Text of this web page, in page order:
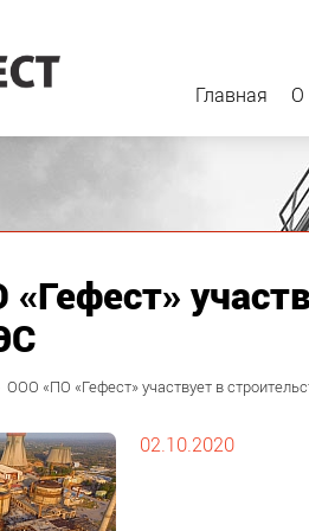
Главная О
ООО «ПО «Гефест» участвует в
02.10.2020